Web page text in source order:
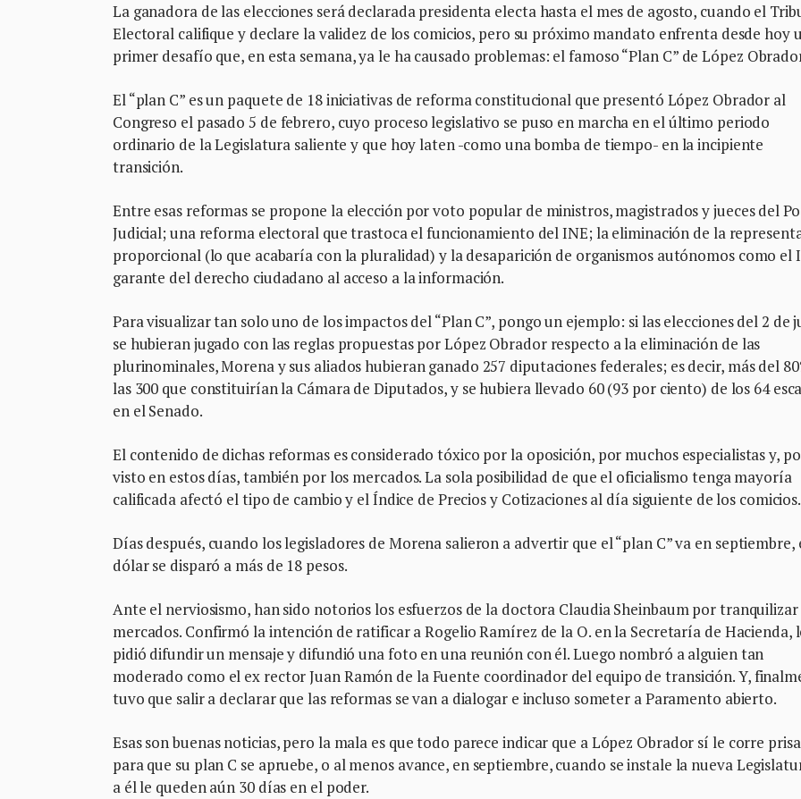
La ganadora de las elecciones será declarada presidenta electa hasta el mes de agosto, cuando el
Electoral califique y declare la validez de los comicios, pero su próximo mandato enfrenta desde hoy
primer desafío que, en esta semana, ya le ha causado problemas: el famoso “Plan C” de López
El “plan C” es un paquete de 18 iniciativas de reforma constitucional que presentó López Obrador al
Congreso el pasado 5 de febrero, cuyo proceso legislativo se puso en marcha en el último periodo
ordinario de la Legislatura saliente y que hoy laten -como una bomba de tiempo- en la incipiente
transición.
Entre esas reformas se propone la elección por voto popular de ministros, magistrados y jueces del
Judicial; una reforma electoral que trastoca el funcionamiento del INE; la eliminación de la
proporcional (lo que acabaría con la pluralidad) y la desaparición de organismos autónomos como el
garante del derecho ciudadano al acceso a la información.
Para visualizar tan solo uno de los impactos del “Plan C”, pongo un ejemplo: si las elecciones del 2 de
se hubieran jugado con las reglas propuestas por López Obrador respecto a la eliminación de las
plurinominales, Morena y sus aliados hubieran ganado 257 diputaciones federales; es decir, más del
las 300 que constituirían la Cámara de Diputados, y se hubiera llevado 60 (93 por ciento) de los 64
en el Senado.
El contenido de dichas reformas es considerado tóxico por la oposición, por muchos especialistas y,
visto en estos días, también por los mercados. La sola posibilidad de que el oficialismo tenga mayoría
calificada afectó el tipo de cambio y el Índice de Precios y Cotizaciones al día siguiente de los comicios.
Días después, cuando los legisladores de Morena salieron a advertir que el “plan C” va en septiembre,
dólar se disparó a más de 18 pesos.
Ante el nerviosismo, han sido notorios los esfuerzos de la doctora Claudia Sheinbaum por tranquilizar
mercados. Confirmó la intención de ratificar a Rogelio Ramírez de la O. en la Secretaría de Hacienda,
pidió difundir un mensaje y difundió una foto en una reunión con él. Luego nombró a alguien tan
moderado como el ex rector Juan Ramón de la Fuente coordinador del equipo de transición. Y,
tuvo que salir a declarar que las reformas se van a dialogar e incluso someter a Paramento abierto.
Esas son buenas noticias, pero la mala es que todo parece indicar que a López Obrador sí le corre prisa
para que su plan C se apruebe, o al menos avance, en septiembre, cuando se instale la nueva
a él le queden aún 30 días en el poder.